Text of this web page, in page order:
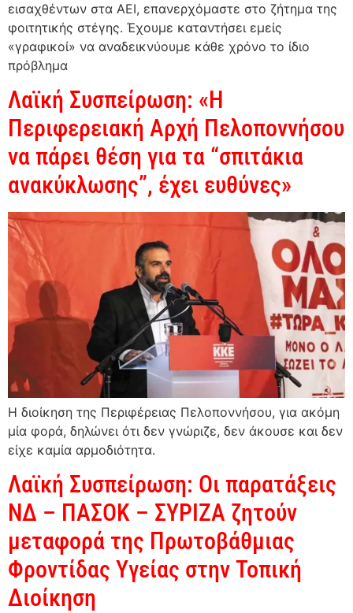
εισαχθέντων στα ΑΕΙ, επανερχόμαστε στο ζήτημα της
φοιτητικής στέγης. Έχουμε καταντήσει εμείς
«γραφικοί» να αναδεικνύουμε κάθε χρόνο το ίδιο
πρόβλημα
Λαϊκή Συσπείρωση: «Η
Περιφερειακή Αρχή Πελοποννήσου
να πάρει θέση για τα “σπιτάκια
ανακύκλωσης”, έχει ευθύνες»
Η διοίκηση της Περιφέρειας Πελοποννήσου, για ακόμη
μία φορά, δηλώνει ότι δεν γνώριζε, δεν άκουσε και δεν
είχε καμία αρμοδιότητα.
Λαϊκή Συσπείρωση: Οι παρατάξεις
ΝΔ – ΠΑΣΟΚ – ΣΥΡΙΖΑ ζητούν
μεταφορά της Πρωτοβάθμιας
Φροντίδας Υγείας στην Τοπική
Διοίκηση